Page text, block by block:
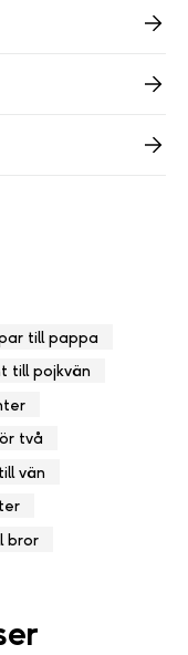
till pappa
till pojkvän
två
vän
bror